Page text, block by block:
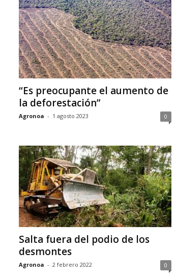
“Es preocupante el aumento de
la deforestación”
Agronoa - 1 agosto 2023 0
Salta fuera del podio de los
desmontes
Agronoa - 2 febrero 2022 0